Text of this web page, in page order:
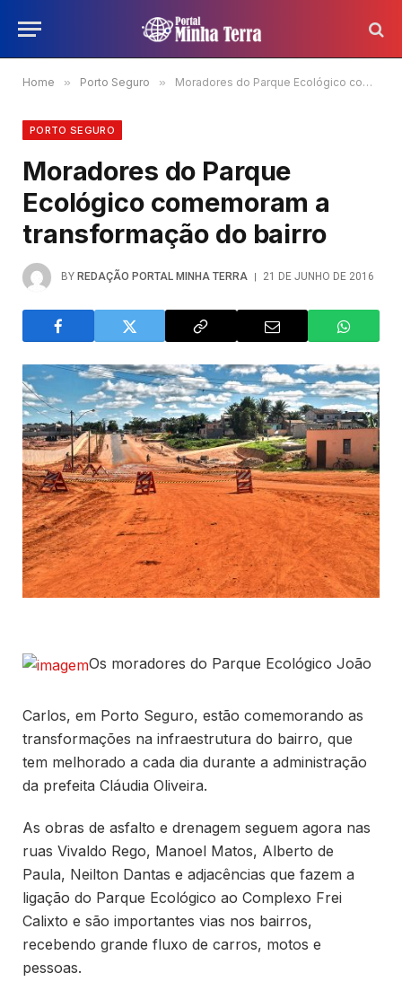
Home » Porto Seguro » Moradores do Parque Ecológico comemoram a transformação do bairro
PORTO SEGURO
Moradores do Parque
Ecológico comemoram a
transformação do bairro
BY REDAÇÃO PORTAL MINHA TERRA 21 DE JUNHO DE 2016
Os moradores do Parque Ecológico João
Carlos, em Porto Seguro, estão comemorando as
transformações na infraestrutura do bairro, que
tem melhorado a cada dia durante a administração
da prefeita Cláudia Oliveira.
As obras de asfalto e drenagem seguem agora nas
ruas Vivaldo Rego, Manoel Matos, Alberto de
Paula, Neilton Dantas e adjacências que fazem a
ligação do Parque Ecológico ao Complexo Frei
Calixto e são importantes vias nos bairros,
recebendo grande fluxo de carros, motos e
pessoas.